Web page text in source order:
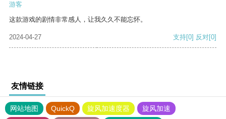
游客
这款游戏的剧情非常感人，让我久久不能忘怀。
2024-04-27 支持[0] 反对[0]
友情链接
网站地图 QuickQ 旋风加速度器
旋风加速